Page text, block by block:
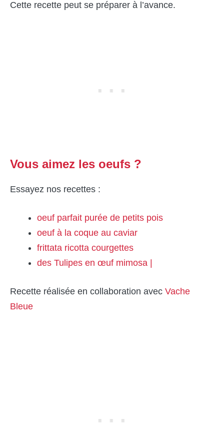
Cette recette peut se préparer à l’avance.
Vous aimez les oeufs ?
Essayez nos recettes :
oeuf parfait purée de petits pois
oeuf à la coque au caviar
frittata ricotta courgettes
des Tulipes en œuf mimosa |
Recette réalisée en collaboration avec Vache
Bleue